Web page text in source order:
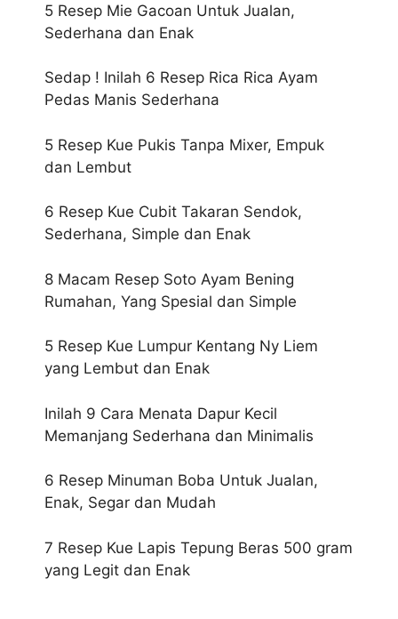
5 Resep Mie Gacoan Untuk Jualan,
Sederhana dan Enak
Sedap ! Inilah 6 Resep Rica Rica Ayam
Pedas Manis Sederhana
5 Resep Kue Pukis Tanpa Mixer, Empuk
dan Lembut
6 Resep Kue Cubit Takaran Sendok,
Sederhana, Simple dan Enak
8 Macam Resep Soto Ayam Bening
Rumahan, Yang Spesial dan Simple
5 Resep Kue Lumpur Kentang Ny Liem
yang Lembut dan Enak
Inilah 9 Cara Menata Dapur Kecil
Memanjang Sederhana dan Minimalis
6 Resep Minuman Boba Untuk Jualan,
Enak, Segar dan Mudah
7 Resep Kue Lapis Tepung Beras 500 gram
yang Legit dan Enak